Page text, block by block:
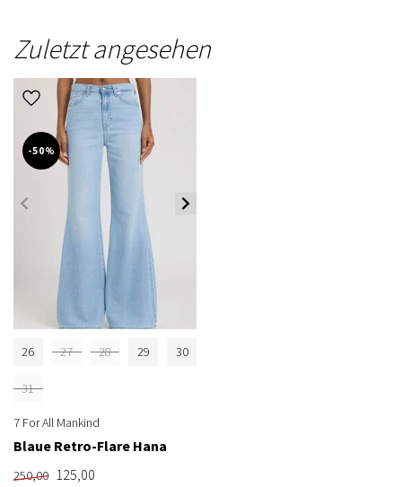
Zuletzt angesehen
-50%
26 27 28 29 30
31
7 For All Mankind
Blaue Retro-Flare Hana
250,00 125,00